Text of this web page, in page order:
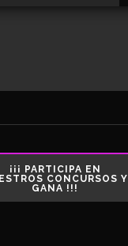
¡¡¡ PARTICIPA EN
CONCURSOS Y
GANA !!!